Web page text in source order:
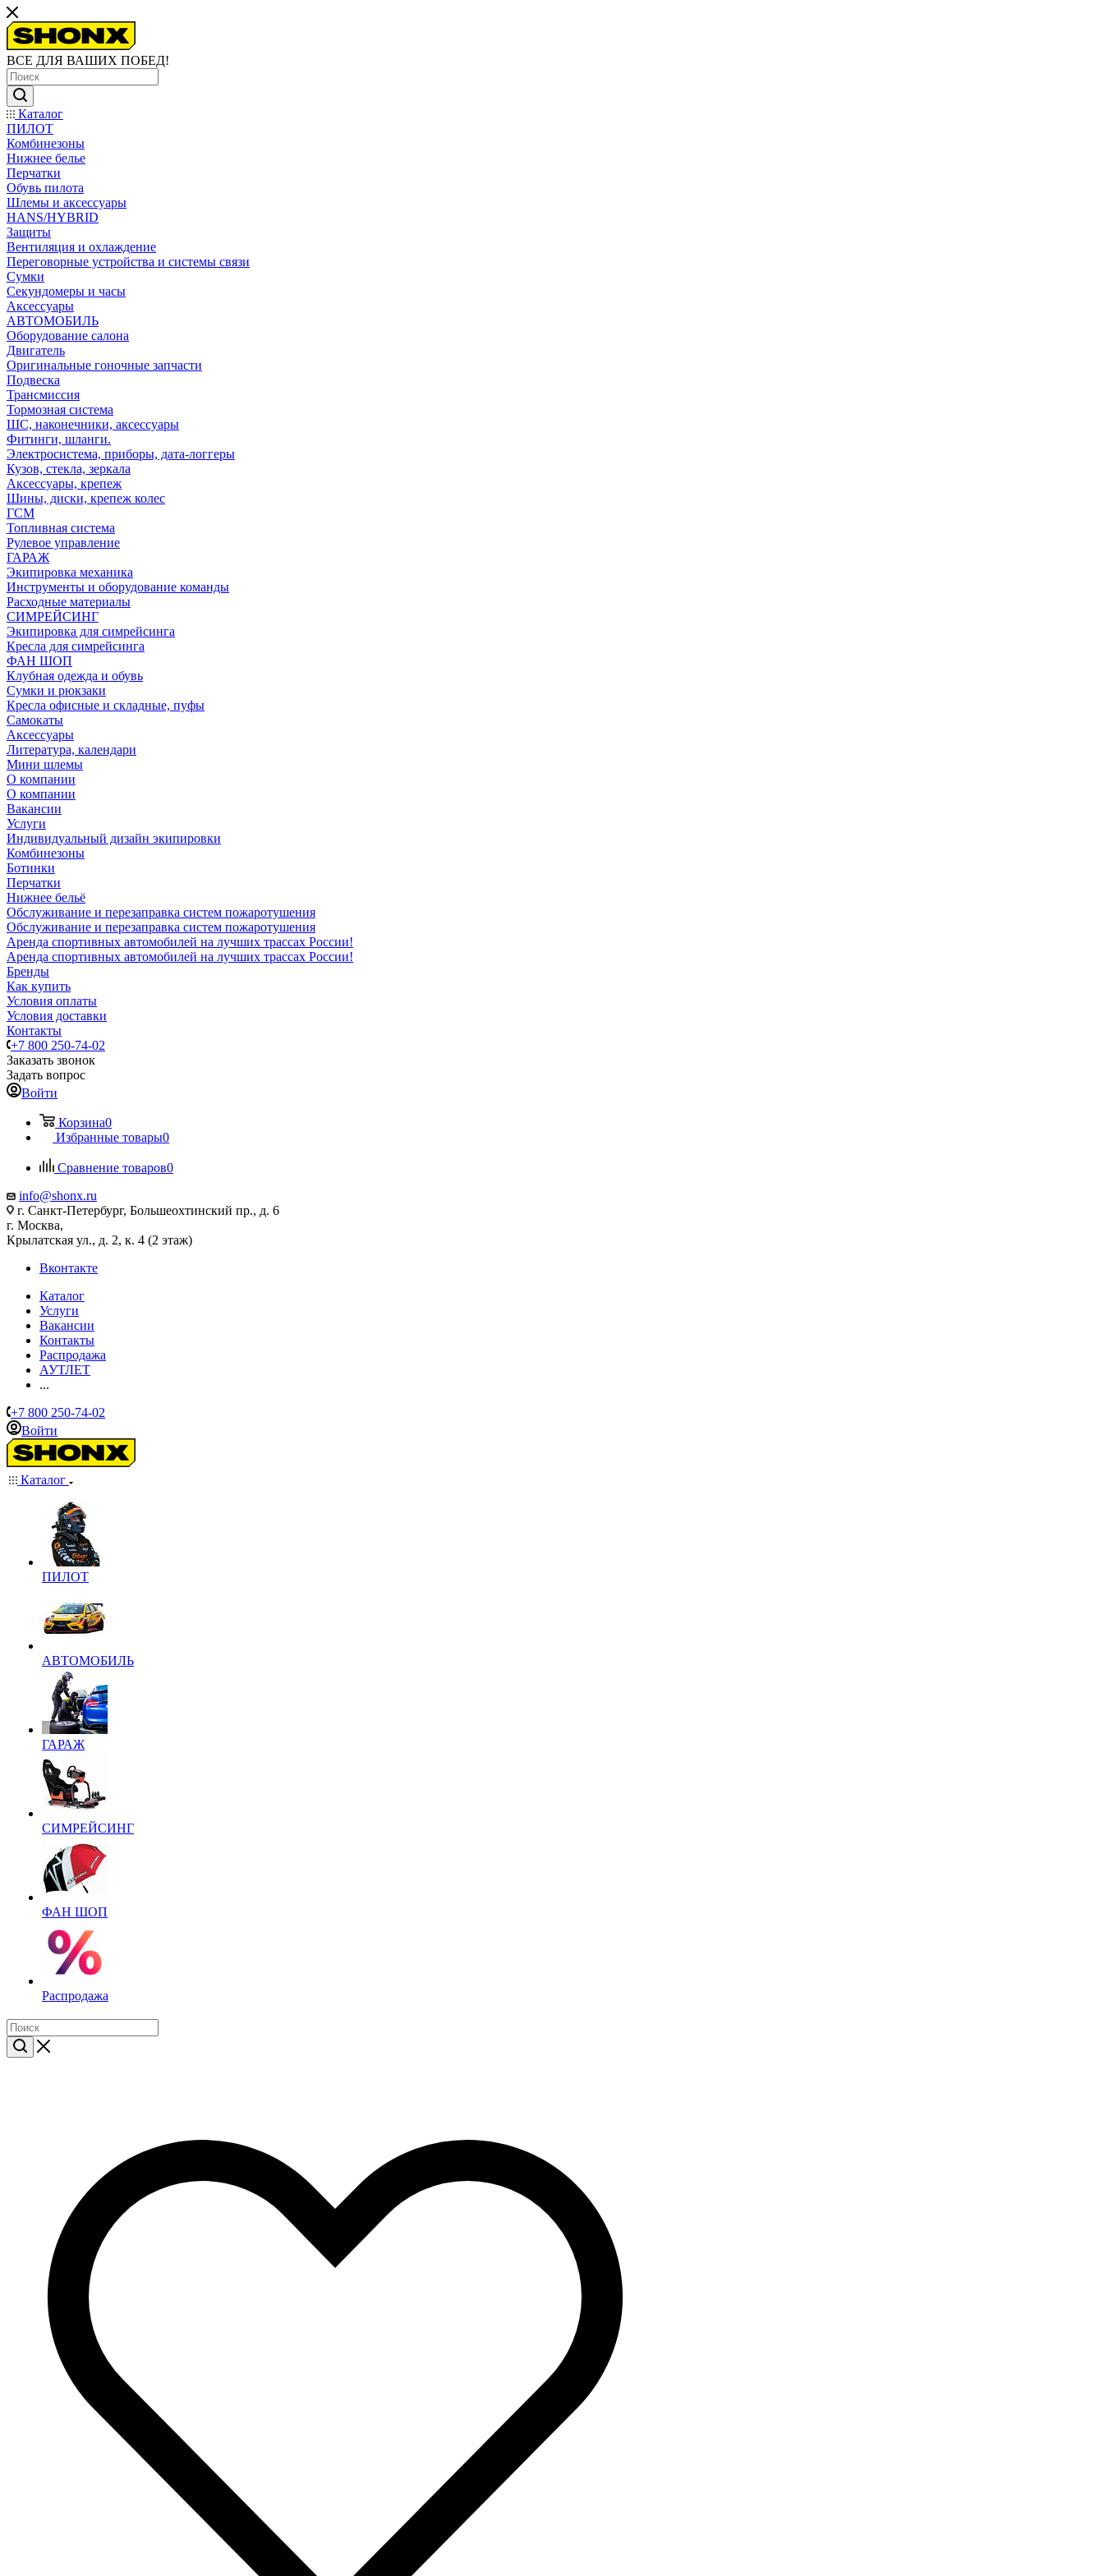
ВСЕ ДЛЯ ВАШИХ ПОБЕД!
Каталог
ПИЛОТ
Комбинезоны
Нижнее белье
Перчатки
Обувь пилота
Шлемы и аксессуары
HANS/HYBRID
Защиты
Вентиляция и охлаждение
Переговорные устройства и системы связи
Сумки
Секундомеры и часы
Аксессуары
АВТОМОБИЛЬ
Оборудование салона
Двигатель
Оригинальные гоночные запчасти
Подвеска
Трансмиссия
Тормозная система
ШС, наконечники, аксессуары
Фитинги, шланги.
Электросистема, приборы, дата-логгеры
Кузов, стекла, зеркала
Аксессуары, крепеж
Шины, диски, крепеж колес
ГСМ
Топливная система
Рулевое управление
ГАРАЖ
Экипировка механика
Инструменты и оборудование команды
Расходные материалы
СИМРЕЙСИНГ
Экипировка для симрейсинга
Кресла для симрейсинга
ФАН ШОП
Клубная одежда и обувь
Сумки и рюкзаки
Кресла офисные и складные, пуфы
Самокаты
Аксессуары
Литература, календари
Мини шлемы
О компании
О компании
Вакансии
Услуги
Индивидуальный дизайн экипировки
Комбинезоны
Ботинки
Перчатки
Нижнее бельё
Обслуживание и перезаправка систем пожаротушения
Обслуживание и перезаправка систем пожаротушения
Аренда спортивных автомобилей на лучших трассах России!
Аренда спортивных автомобилей на лучших трассах России!
Бренды
Как купить
Условия оплаты
Условия доставки
Контакты
+7 800 250-74-02
Заказать звонок
Задать вопрос
Войти
Корзина0
Избранные товары0
Сравнение товаров0
info@shonx.ru
г. Санкт-Петербург, Большеохтинский пр., д. 6
г. Москва,
Крылатская ул., д. 2, к. 4 (2 этаж)
Вконтакте
Каталог
Услуги
Вакансии
Контакты
Распродажа
АУТЛЕТ
...
+7 800 250-74-02
Войти
Каталог
ПИЛОТ
АВТОМОБИЛЬ
ГАРАЖ
СИМРЕЙСИНГ
ФАН ШОП
Распродажа